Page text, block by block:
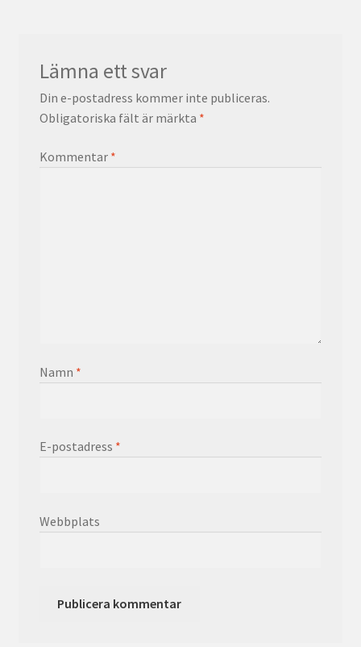
Lämna ett svar
Din e-postadress kommer inte publiceras.
Obligatoriska fält är märkta *
Kommentar *
Namn *
E-postadress *
Webbplats